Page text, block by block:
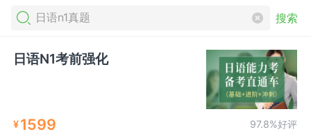
搜索
日语N1考前强化
¥1599 97.8%好评